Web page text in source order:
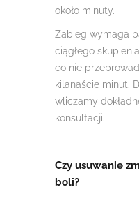
około minuty.
Zabieg wymaga
ciągłego
co nie
kilanaście minut.
wliczamy
konsultacji.
Czy usuwanie
boli?